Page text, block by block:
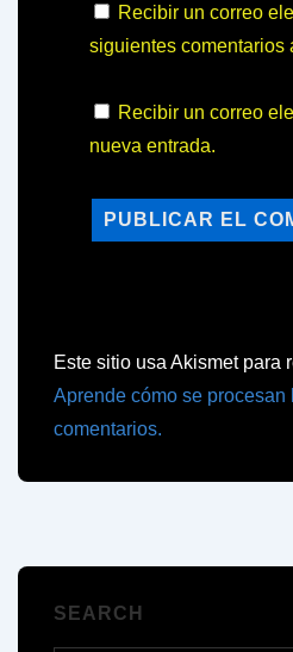
Recibir un correo
siguientes comentarios
Recibir un correo
nueva entrada.
Este sitio usa Akismet para
Aprende cómo se procesan
comentarios.
SEARCH